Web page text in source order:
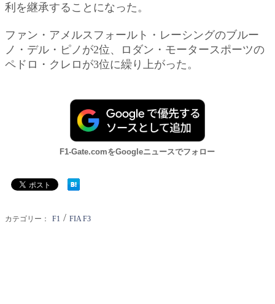
利を継承することになった。
ファン・アメルスフォールト・レーシングのブルー
ノ・デル・ピノが2位、ロダン・モータースポーツの
ペドロ・クレロが3位に繰り上がった。
F1-Gate.comをGoogleニュースでフォロー
カテゴリー： F1 / FIA F3